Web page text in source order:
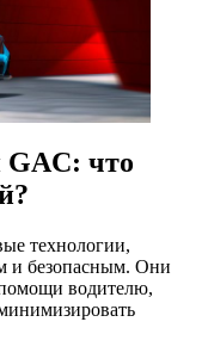
GAC: что
технологии,
и безопасным. Они
водителю,